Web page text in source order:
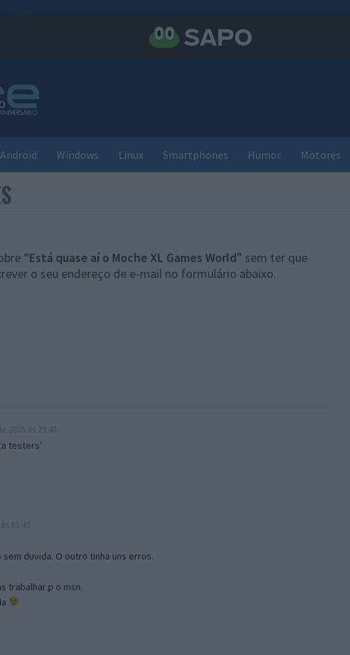
Android Windows Linux Smartphones Humor Motores
“Está quase aí o Moche XL Games World” sem ter que
o seu endereço de e-mail no formulário abaixo.
testers’
duvida. O outro tinha uns erros.
trabalhar p o msn.